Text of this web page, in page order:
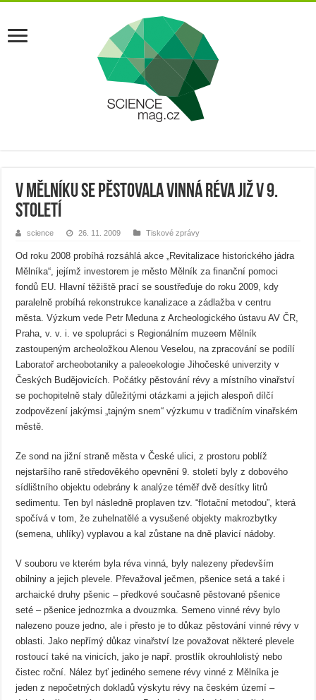
V Mělníku se pěstovala vinná réva již v 9.
století
science 26. 11. 2009 Tiskové zprávy
Od roku 2008 probíhá rozsáhlá akce „Revitalizace historického jádra
Mělníka“, jejímž investorem je město Mělník za finanční pomoci
fondů EU. Hlavní těžiště prací se soustřeďuje do roku 2009, kdy
paralelně probíhá rekonstrukce kanalizace a zádlažba v centru
města. Výzkum vede Petr Meduna z Archeologického ústavu AV ČR,
Praha, v. v. i. ve spolupráci s Regionálním muzeem Mělník
zastoupeným archeoložkou Alenou Veselou, na zpracování se podílí
Laboratoř archeobotaniky a paleoekologie Jihočeské univerzity v
Českých Budějovicích. Počátky pěstování révy a místního vinařství
se pochopitelně staly důležitými otázkami a jejich alespoň dílčí
zodpovězení jakýmsi „tajným snem“ výzkumu v tradičním vinařském
městě.
Ze sond na jižní straně města v České ulici, z prostoru poblíž
nejstaršího raně středověkého opevnění 9. století byly z dobového
sídlištního objektu odebrány k analýze téměř dvě desítky litrů
sedimentu. Ten byl následně proplaven tzv. “flotační metodou”, která
spočívá v tom, že zuhelnatělé a vysušené objekty makrozbytky
(semena, uhlíky) vyplavou a kal zůstane na dně plavicí nádoby.
V souboru ve kterém byla réva vinná, byly nalezeny především
obilniny a jejich plevele. Převažoval ječmen, pšenice setá a také i
archaické druhy pšenic – předkové současně pěstované pšenice
seté – pšenice jednozrnka a dvouzrnka. Semeno vinné révy bylo
nalezeno pouze jedno, ale i přesto je to důkaz pěstování vinné révy v
oblasti. Jako nepřímý důkaz vinařství lze považovat některé plevele
rostoucí také na vinicích, jako je např. prostlík okrouhlolistý nebo
čistec roční. Nález byť jediného semene révy vinné z Mělníka je
jeden z nepočetných dokladů výskytu révy na českém území –